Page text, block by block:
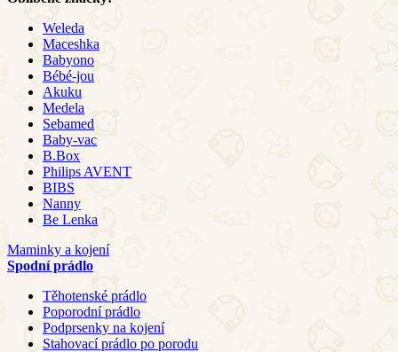
Weleda
Maceshka
Babyono
Bébé-jou
Akuku
Medela
Sebamed
Baby-vac
B.Box
Philips AVENT
BIBS
Nanny
Be Lenka
Maminky a kojení
Spodní prádlo
Těhotenské prádlo
Poporodní prádlo
Podprsenky na kojení
Stahovací prádlo po porodu